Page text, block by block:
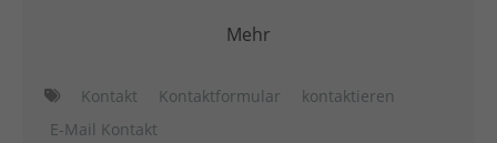
Mehr
Kontakt Kontaktformular
kontaktieren
E-Mail Kontakt